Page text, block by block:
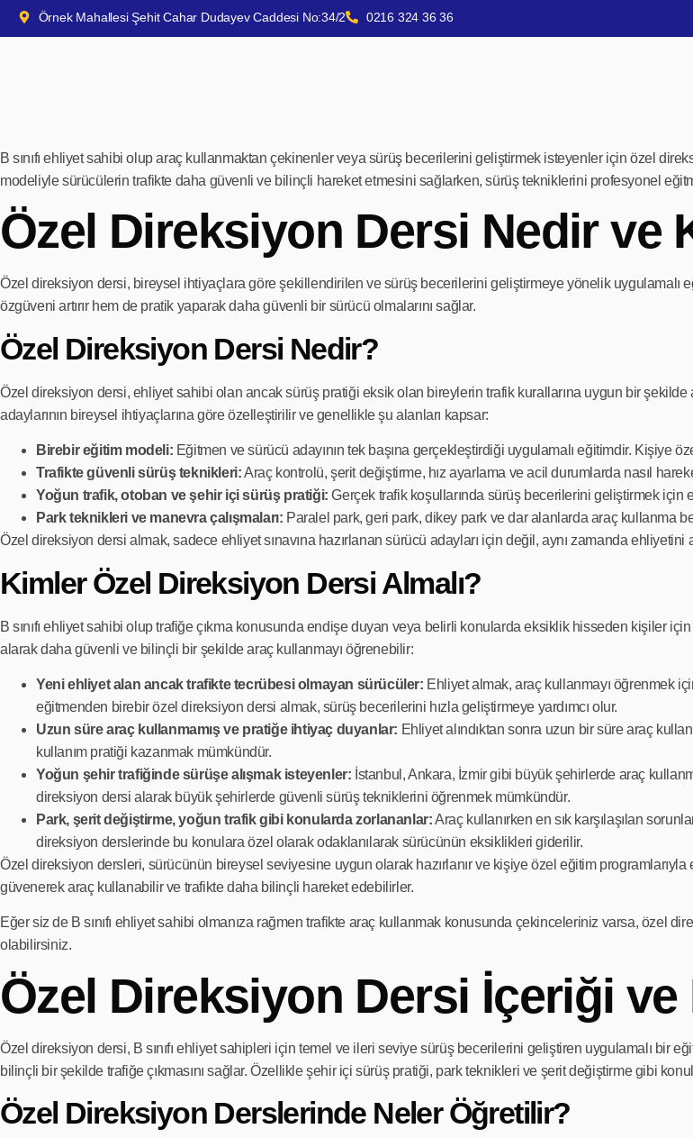
Örnek Mahallesi Şehit Cahar Dudayev Caddesi No:34/2 0216 324 36 36
B sınıfı ehliyet sahibi olup araç kullanmaktan çekinenler veya sürüş becerilerini geliştirmek isteyenler için özel
modeliyle sürücülerin trafikte daha güvenli ve bilinçli hareket etmesini sağlarken, sürüş tekniklerini profesyonel
Özel Direksiyon Dersi Nedir ve
Özel direksiyon dersi, bireysel ihtiyaçlara göre şekillendirilen ve sürüş becerilerini geliştirmeye yönelik uygulamalı
özgüveni artırır hem de pratik yaparak daha güvenli bir sürücü olmalarını sağlar.
Özel Direksiyon Dersi Nedir?
Özel direksiyon dersi, ehliyet sahibi olan ancak sürüş pratiği eksik olan bireylerin trafik kurallarına uygun bir
adaylarının bireysel ihtiyaçlarına göre özelleştirilir ve genellikle şu alanları kapsar:
Birebir eğitim modeli: Eğitmen ve sürücü adayının tek başına gerçekleştirdiği uygulamalı eğitimdir. Kişiye
Trafikte güvenli sürüş teknikleri:Araç kontrolü, şerit değiştirme, hız ayarlama ve acil durumlarda nasıl
Yoğun trafik, otoban ve şehir içi sürüş pratiği: Gerçek trafik koşullarında sürüş becerilerini geliştirmek
Park teknikleri ve manevra çalışmaları: Paralel park, geri park, dikey park ve dar alanlarda araç kullanma
Özel direksiyon dersi almak, sadece ehliyet sınavına hazırlanan sürücü adayları için değil, aynı zamanda
Kimler Özel Direksiyon Dersi Almalı?
B sınıfı ehliyet sahibi olup trafiğe çıkma konusunda endişe duyan veya belirli konularda eksiklik hisseden kişiler
alarak daha güvenli ve bilinçli bir şekilde araç kullanmayı öğrenebilir:
Yeni ehliyet alan ancak trafikte tecrübesi olmayan sürücüler: Ehliyet almak, araç kullanmayı öğrenmek
eğitmenden birebir özel direksiyon dersi almak, sürüş becerilerini hızla geliştirmeye yardımcı olur.
Uzun süre araç kullanmamış ve pratiğe ihtiyaç duyanlar: Ehliyet alındıktan sonra uzun bir süre araç
kullanım pratiği kazanmak mümkündür.
Yoğun şehir trafiğinde sürüşe alışmak isteyenler: İstanbul, Ankara, İzmir gibi büyük şehirlerde araç
direksiyon dersi alarak büyük şehirlerde güvenli sürüş tekniklerini öğrenmek mümkündür.
Park, şerit değiştirme, yoğun trafik gibi konularda zorlananlar:Araç kullanırken en sık karşılaşılan
direksiyon derslerinde bu konulara özel olarak odaklanılarak sürücünün eksiklikleri giderilir.
Özel direksiyon dersleri, sürücünün bireysel seviyesine uygun olarak hazırlanır ve kişiye özel eğitim
güvenerek araç kullanabilir ve trafikte daha bilinçli hareket edebilirler.
Eğer siz de B sınıfı ehliyet sahibi olmanıza rağmen trafikte araç kullanmak konusunda çekinceleriniz varsa, özel
olabilirsiniz.
Özel Direksiyon Dersi İçeriği
Özel direksiyon dersi, B sınıfı ehliyet sahipleri için temel ve ileri seviye sürüş becerilerini geliştiren uygulamalı bir
bilinçli bir şekilde trafiğe çıkmasını sağlar. Özellikle şehir içi sürüş pratiği, park teknikleri ve şerit değiştirme gibi
Özel Direksiyon Derslerinde Neler Öğretilir?